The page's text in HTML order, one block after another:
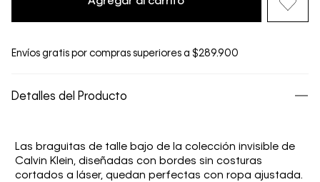
Envíos gratis por compras superiores a $289.900
Detalles del Producto
Las braguitas de talle bajo de la colección invisible de
Calvin Klein, diseñadas con bordes sin costuras
cortados a láser, quedan perfectas con ropa ajustada.